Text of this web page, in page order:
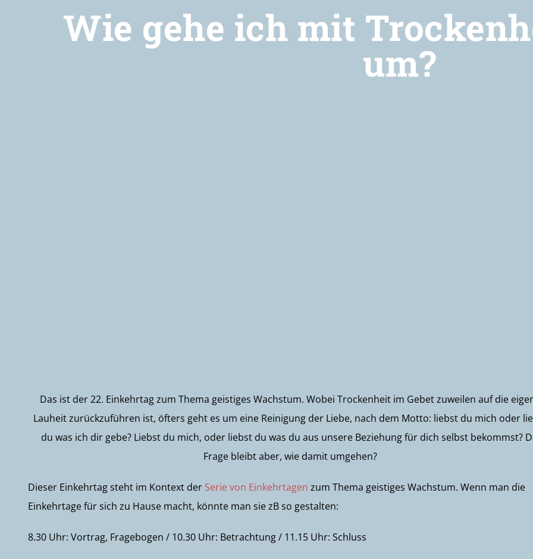
Wie gehe ich mit
um?
Das ist der 22. Einkehrtag zum Thema geistiges Wachstum. Wobei Trockenheit im Gebet zuweilen auf die
Lauheit zurückzuführen ist, öfters geht es um eine Reinigung der Liebe, nach dem Motto: liebst du mich oder
du was ich dir gebe? Liebst du mich, oder liebst du was du aus unsere Beziehung für dich selbst bekommst?
Frage bleibt aber, wie damit umgehen?
Dieser Einkehrtag steht im Kontext der Serie von Einkehrtagen zum Thema geistiges Wachstum. Wenn man die
Einkehrtage für sich zu Hause macht, könnte man sie zB so gestalten:
8.30 Uhr: Vortrag, Fragebogen / 10.30 Uhr: Betrachtung / 11.15 Uhr: Schluss